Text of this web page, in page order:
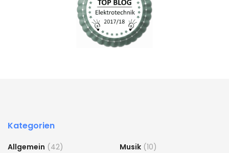
Kategorien
Allgemein (42)
Musik (10)